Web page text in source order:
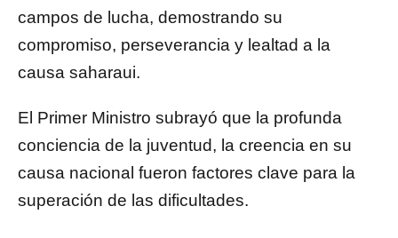
campos de lucha, demostrando su
compromiso, perseverancia y lealtad a la
causa saharaui.
El Primer Ministro subrayó que la profunda
conciencia de la juventud, la creencia en su
causa nacional fueron factores clave para la
superación de las dificultades.